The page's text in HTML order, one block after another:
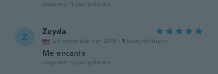
ongeveer 5 jaar geleden
Z Zeyda
Lid geworden van 2018 · 1 beoordelingen
Me encanta
ongeveer 5 jaar geleden